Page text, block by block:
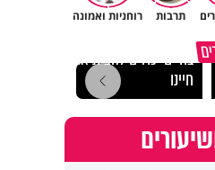
תרבות רוחניות ואמונה
בחיים יכולים להצית את
חיינו